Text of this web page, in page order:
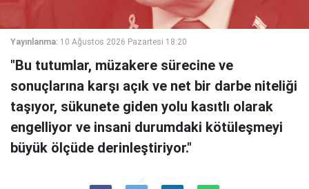
Yayınlanma: 10 Ağustos 2026 Pazartesi 18:20
"Bu tutumlar, müzakere sürecine ve
sonuçlarına karşı açık ve net bir darbe niteliği
taşıyor, sükunete giden yolu kasıtlı olarak
engelliyor ve insani durumdaki kötüleşmeyi
büyük ölçüde derinleştiriyor."